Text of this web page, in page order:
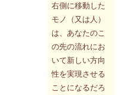
右側に移動した
モノ（又は人）
は、あなたのこ
の先の流れにお
いて新しい方向
性を実現させる
ことになるだろ